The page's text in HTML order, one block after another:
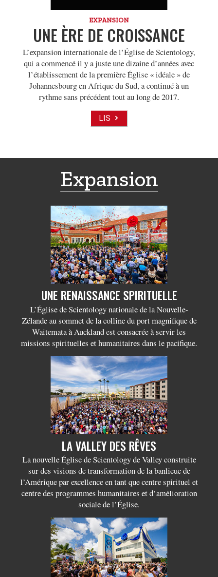
EXPANSION
UNE ÈRE DE CROISSANCE
L’expansion internationale de l’Église de Scientology,
qui a commencé il y a juste une dizaine d’années avec
l’établissement de la première Église « idéale » de
Johannesbourg en Afrique du Sud, a continué à un
rythme sans précédent tout au long de 2017.
LIS
Expansion
UNE RENAISSANCE SPIRITUELLE
L’Église de Scientology nationale de la Nouvelle-
Zélande au sommet de la colline du port magnifique de
Waitemata à Auckland est consacrée à servir les
missions spirituelles et humanitaires dans le pacifique.
LA VALLEY DES RÊVES
La nouvelle Église de Scientology de Valley construite
sur des visions de transformation de la banlieue de
l’Amérique par excellence en tant que centre spirituel et
centre des programmes humanitaires et d’amélioration
sociale de l’Église.